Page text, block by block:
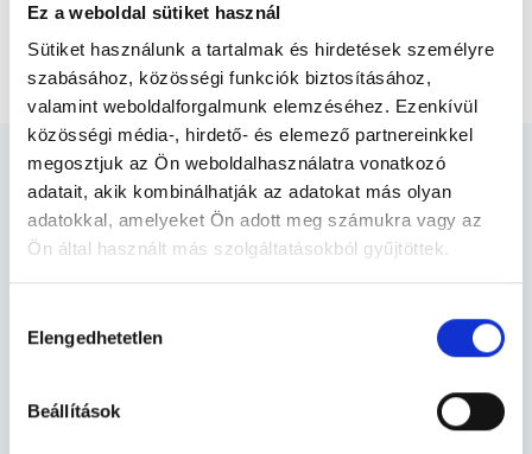
Ez a weboldal sütiket használ
Sütiket használunk a tartalmak és hirdetések személyre
szabásához, közösségi funkciók biztosításához,
valamint weboldalforgalmunk elemzéséhez. Ezenkívül
közösségi média-, hirdető- és elemező partnereinkkel
megosztjuk az Ön weboldalhasználatra vonatkozó
adatait, akik kombinálhatják az adatokat más olyan
adatokkal, amelyeket Ön adott meg számukra vagy az
Ön által használt más szolgáltatásokból gyűjtöttek.
szabályzat:https://foglaljorvost.hu/info/foglaljorvost-
kiválasztása
Elengedhetetlen
Beállítások
(varratszedés után)
Gyógytornász Budapest, XIII.
SZAKTERÜLETEK